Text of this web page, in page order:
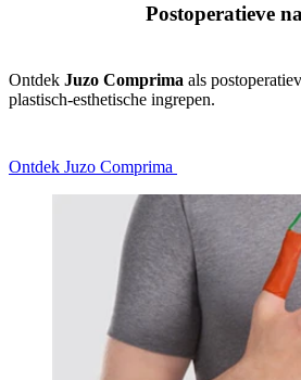
Postoperatieve
Ontdek Juzo Comprima als
plastisch-esthetische ingrepen.
Ontdek Juzo Comprima